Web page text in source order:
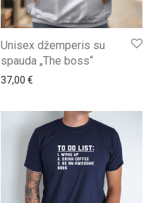
Unisex džemperis su
spauda „The boss“
37,00 €